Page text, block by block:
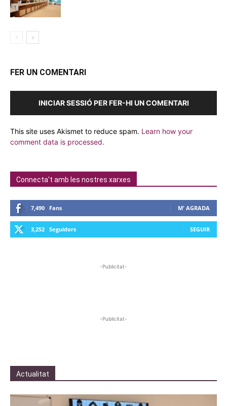
FER UN COMENTARI
INICIAR SESSIÓ PER FER-HI UN COMENTARI
This site uses Akismet to reduce spam. Learn how your
comment data is processed.
Connecta't amb les nostres xarxes
7,490 Fans M' AGRADA
3,252 Seguidors SEGUIR
-Publicitat-
-Publicitat-
Actualitat